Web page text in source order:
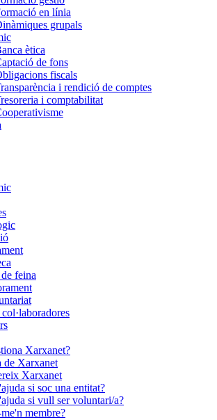
en línia
grupals
ètica
de fons
fiscals
i rendició de comptes
i comptabilitat
feina
Xarxanet?
de Xarxanet
Xarxanet
si soc una entitat?
si vull ser voluntari/a?
membre?